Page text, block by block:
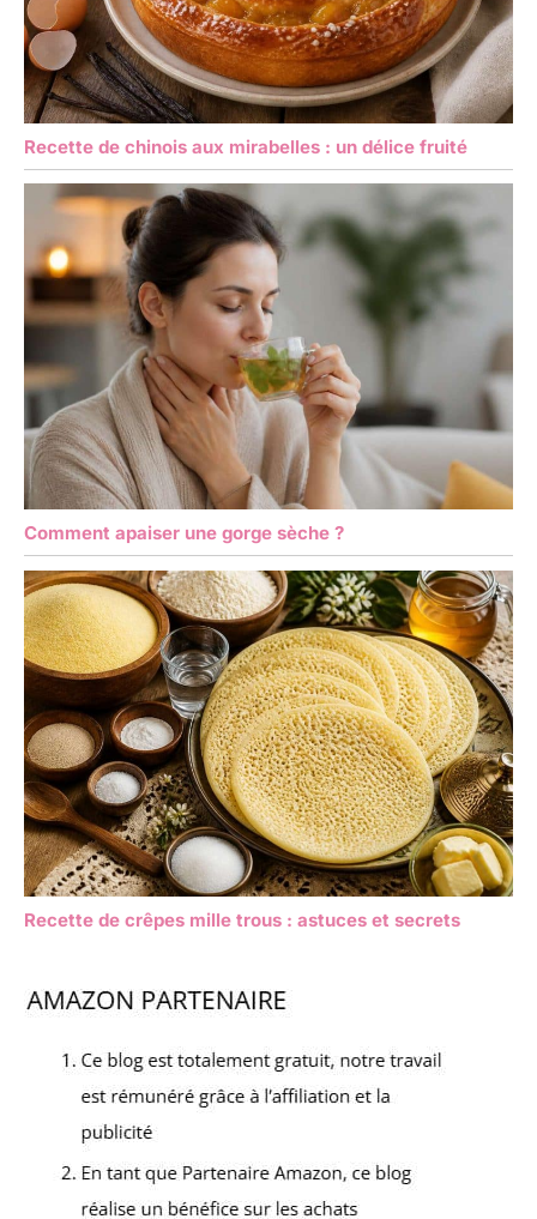
Recette de chinois aux mirabelles : un délice fruité
Comment apaiser une gorge sèche ?
Recette de crêpes mille trous : astuces et secrets